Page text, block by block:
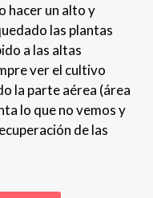
hacer un alto y
las plantas
a las altas
ver el cultivo
la parte aérea (área
lo que no vemos y
de las